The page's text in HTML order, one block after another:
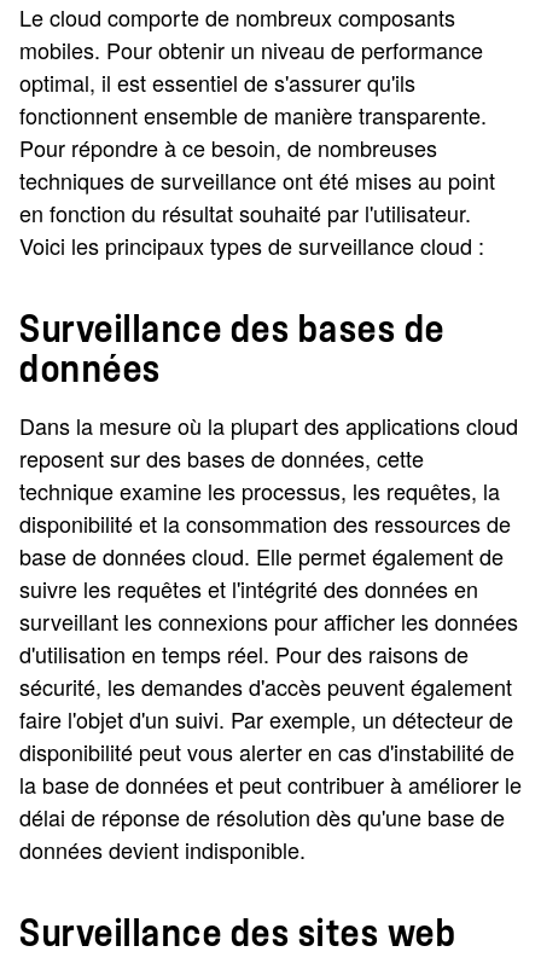
Le cloud comporte de nombreux composants
mobiles. Pour obtenir un niveau de performance
optimal, il est essentiel de s'assurer qu'ils
fonctionnent ensemble de manière transparente.
Pour répondre à ce besoin, de nombreuses
techniques de surveillance ont été mises au point
en fonction du résultat souhaité par l'utilisateur.
Voici les principaux types de surveillance cloud :
Surveillance des bases de
données
Dans la mesure où la plupart des applications cloud
reposent sur des bases de données, cette
technique examine les processus, les requêtes, la
disponibilité et la consommation des ressources de
base de données cloud. Elle permet également de
suivre les requêtes et l'intégrité des données en
surveillant les connexions pour afficher les données
d'utilisation en temps réel. Pour des raisons de
sécurité, les demandes d'accès peuvent également
faire l'objet d'un suivi. Par exemple, un détecteur de
disponibilité peut vous alerter en cas d'instabilité de
la base de données et peut contribuer à améliorer le
délai de réponse de résolution dès qu'une base de
données devient indisponible.
Surveillance des sites web